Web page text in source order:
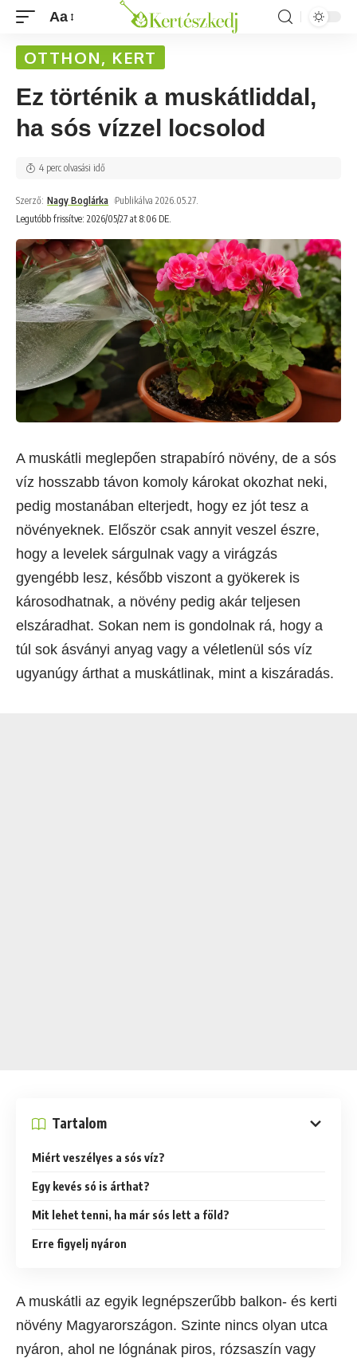
Aa
OTTHON, KERT
Ez történik a muskátliddal,
ha sós vízzel locsolod
Legutóbb frissítve: 2026/05/27 at 8:06 DE.
Szerző: Nagy Boglárka Publikálva 2026.05.27.
4 perc olvasási idő
A muskátli meglepően strapabíró növény, de a sós
víz hosszabb távon komoly károkat okozhat neki,
pedig mostanában elterjedt, hogy ez jót tesz a
növényeknek. Először csak annyit veszel észre,
hogy a levelek sárgulnak vagy a virágzás
gyengébb lesz, később viszont a gyökerek is
károsodhatnak, a növény pedig akár teljesen
elszáradhat. Sokan nem is gondolnak rá, hogy a
túl sok ásványi anyag vagy a véletlenül sós víz
ugyanúgy árthat a muskátlinak, mint a kiszáradás.
Tartalom
Miért veszélyes a sós víz?
Egy kevés só is árthat?
Mit lehet tenni, ha már sós lett a föld?
Erre figyelj nyáron
A muskátli az egyik legnépszerűbb balkon- és kerti
növény Magyarországon. Szinte nincs olyan utca
nyáron, ahol ne lógnának piros, rózsaszín vagy